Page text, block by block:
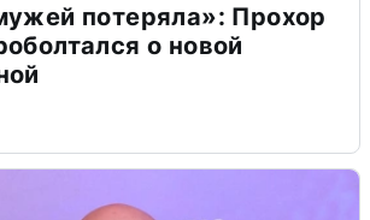
потеряла»: Прохор
о новой